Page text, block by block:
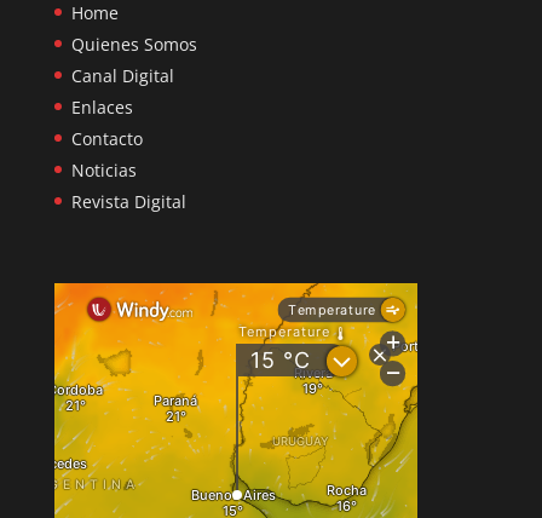
Home
Quienes Somos
Canal Digital
Enlaces
Contacto
Noticias
Revista Digital